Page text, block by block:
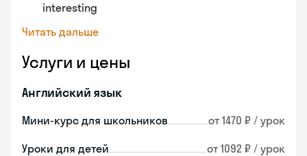
interesting
Читать дальше
Услуги и цены
Английский язык
Мини-курс для школьников от 1470 ₽ / урок
Уроки для детей от 1092 ₽ / урок